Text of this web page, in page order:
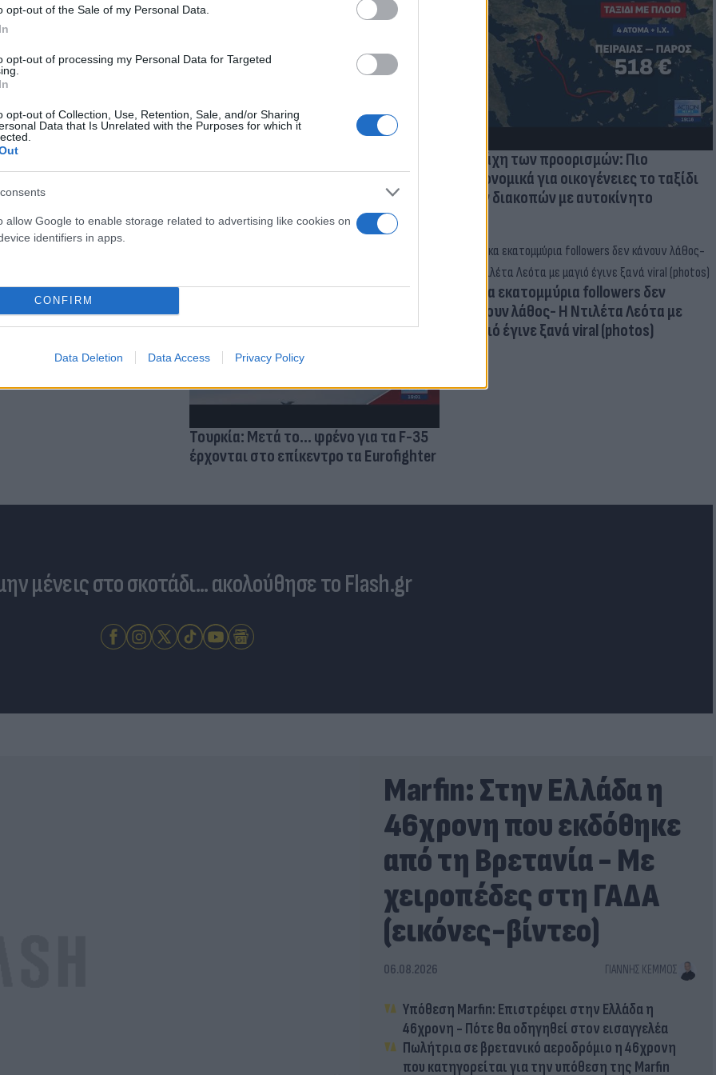
opt-out of the Sale of my Personal Data.
opt-out of processing my Personal Data for Targeted
opt-out of Collection, Use, Retention, Sale, and/or Sharing
Data that Is Unrelated with the Purposes for which it
allow Google to enable storage related to advertising like cookies on
identifiers in apps.
CONFIRM
Data Deletion Data Access Privacy Policy
στην παρουσίαση του
κόσμου στο γήπεδο
(video)
Skin dysmorphia: Όταν η εμμονή με το
ψυχικής υγείας
Η μάχη των προορισμών: Πιο
οικονομικά για οικογένειες το ταξίδι
των διακοπών με αυτοκίνητο
το χαμένο βάρος;
μας
Τουρκία: Μετά το... φρένο για τα F-35
έρχονται στο επίκεντρο τα Eurofighter
Δέκα εκατομμύρια followers δεν
κάνουν λάθος- Η Ντιλέτα Λεότα με
μαγιό έγινε ξανά viral (photos)
μένεις στο σκοτάδι... ακολούθησε το Flash.gr
Marfin: Στην Ελλάδα η
46χρονη που εκδόθηκε
από τη Βρετανία - Με
χειροπέδες στη ΓΑΔΑ
(εικόνες-βίντεο)
06.08.2026 ΓΙΆΝΝΗΣ ΚΈΜΜΟΣ
Υπόθεση Marfin: Επιστρέφει στην Ελλάδα η
46χρονη - Πότε θα οδηγηθεί στον εισαγγελέα
Πωλήτρια σε βρετανικό αεροδρόμιο η 46χρονη
που κατηγορείται για την υπόθεση της Marfin